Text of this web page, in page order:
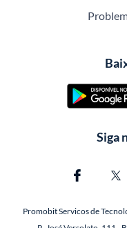
Siga
Promobit Servicos de